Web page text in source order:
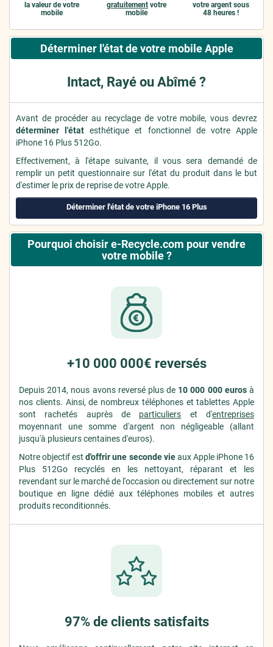
la valeur de votre
mobile
gratuitementvotre
mobile
votre argent sous
48 heures !
Déterminer l'état de votre mobile Apple
Intact, Rayé ou Abîmé ?
Avant de procéder au recyclage de votre mobile, vous devrez
déterminer l'état esthétique et fonctionnel de votre Apple
iPhone 16 Plus 512Go.
Effectivement, à l'étape suivante, il vous sera demandé de
remplir un petit questionnaire sur l'état du produit dans le but
d'estimer le prix de reprise de votre Apple.
Déterminer l'état de votre iPhone 16 Plus
Pourquoi choisir e-Recycle.com pour vendre
votre mobile ?
+10 000 000€ reversés
Depuis 2014, nous avons reversé plus de 10 000 000 eurosà
nos clients. Ainsi, de nombreux téléphones et tablettes Apple
sont rachetés auprès de particuliers et d'entreprises
moyennant une somme d'argent non négligeable (allant
jusqu'à plusieurs centaines d'euros).
Notre objectif estd'offrir une seconde vieaux Apple iPhone 16
Plus 512Go recyclés en les nettoyant, réparant et les
revendant sur le marché de l'occasion ou directement sur notre
boutique en ligne dédié aux téléphones mobiles et autres
produits reconditionnés.
97% de clients satisfaits